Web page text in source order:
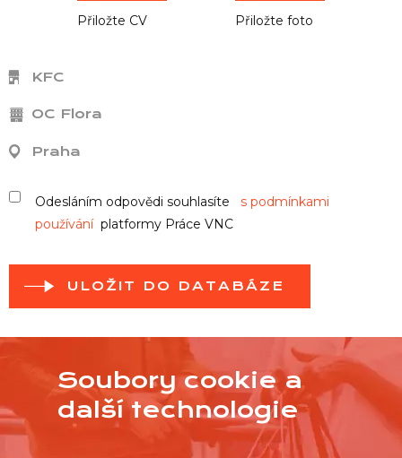
Přiložte CV Přiložte foto
KFC
OC Flora
Praha
Odesláním odpovědi souhlasíte s podmínkami
používáníplatformy Práce VNC
ULOŽIT DO DATABÁZE
Soubory cookie a
další technologie